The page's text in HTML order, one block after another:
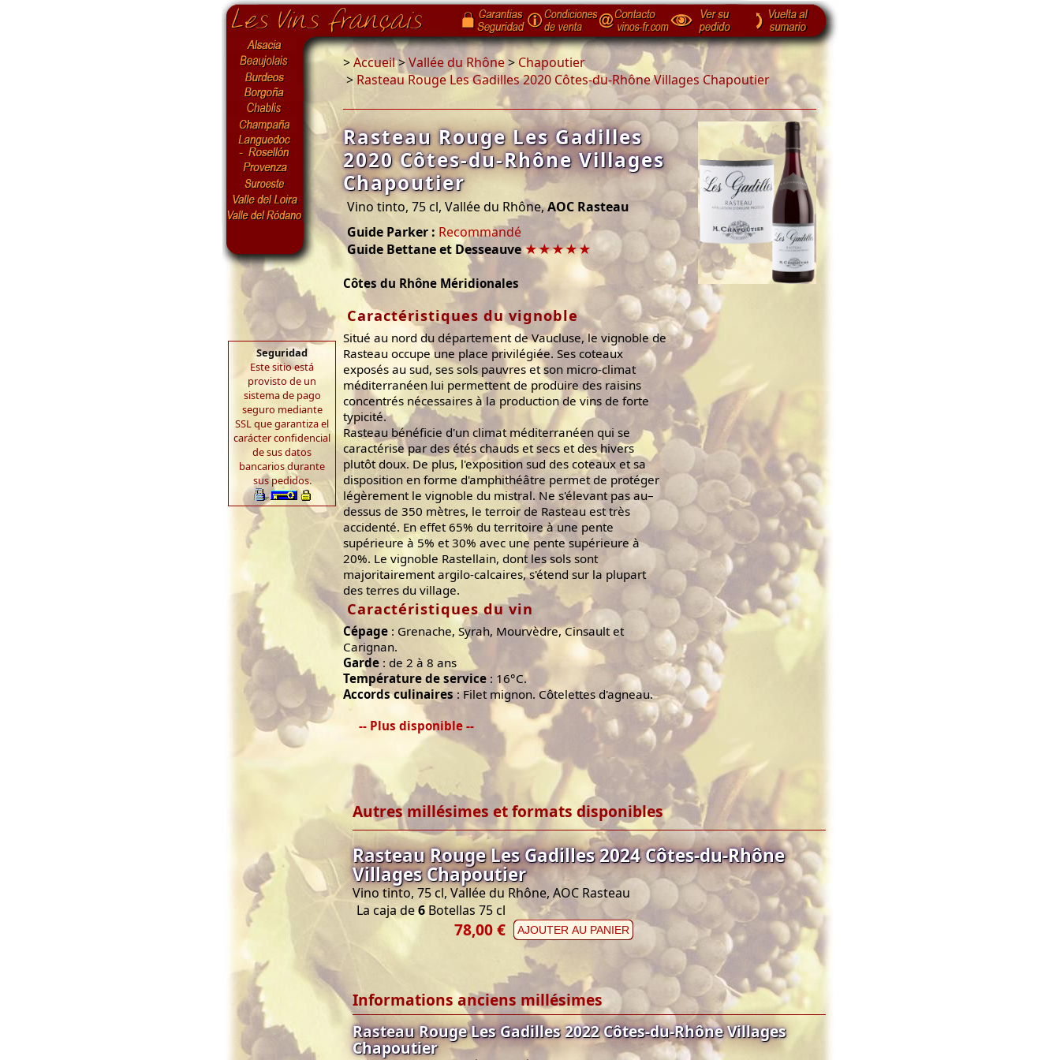
Seguridad
Este sitio está
provisto de un
sistema de pago
seguro mediante
SSL que garantiza el
carácter confidencial
de sus datos
bancarios durante
sus pedidos.
>Accueil>Vallée du Rhône> Chapoutier
> Rasteau Rouge Les Gadilles 2020 Côtes-du-Rhône Villages Chapoutier
Rasteau Rouge Les Gadilles
2020 Côtes-du-Rhône Villages
Chapoutier
Vino tinto, 75 cl, Vallée du Rhône,AOC Rasteau
Guide Parker : Recommandé
Guide Bettane et Desseauve★★★★★
Côtes du Rhône Méridionales
Caractéristiques du vignoble
Situé au nord du département de Vaucluse, le vignoble de
Rasteau occupe une place privilégiée. Ses coteaux
exposés au sud, ses sols pauvres et son micro-climat
méditerranéen lui permettent de produire des raisins
concentrés nécessaires à la production de vins de forte
typicité.
Rasteau bénéficie d'un climat méditerranéen qui se
caractérise par des étés chauds et secs et des hivers
plutôt doux. De plus, l'exposition sud des coteaux et sa
disposition en forme d'amphithéâtre permet de protéger
légèrement le vignoble du mistral. Ne s'élevant pas au–
dessus de 350 mètres, le terroir de Rasteau est très
accidenté. En effet 65% du territoire à une pente
supérieure à 5% et 30% avec une pente supérieure à
20%. Le vignoble Rastellain, dont les sols sont
majoritairement argilo-calcaires, s'étend sur la plupart
des terres du village.
Caractéristiques du vin
Cépage : Grenache, Syrah, Mourvèdre, Cinsault et
Carignan.
Garde : de 2 à 8 ans
Température de service : 16°C.
Accords culinaires : Filet mignon. Côtelettes d'agneau.
-- Plus disponible --
Autres millésimes et formats disponibles
Rasteau Rouge Les Gadilles 2024 Côtes-du-Rhône
Villages Chapoutier
Vino tinto, 75 cl, Vallée du Rhône, AOC Rasteau
La caja de6 Botellas 75 cl
78,00 € AJOUTER AU PANIER
Informations anciens millésimes
Rasteau Rouge Les Gadilles 2022 Côtes-du-Rhône Villages
Chapoutier